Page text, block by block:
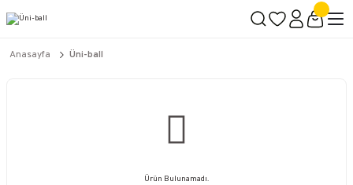
Anasayfa Üni-ball
Ürün Bulunamadı.